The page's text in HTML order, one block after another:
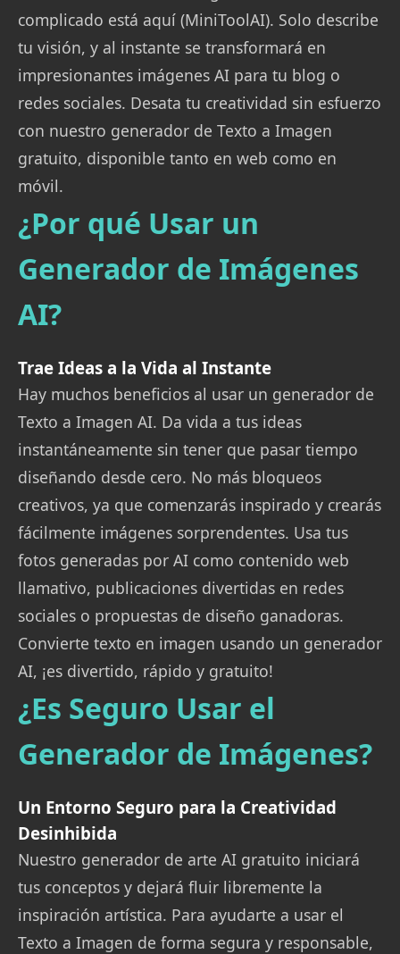
complicado está aquí (MiniToolAI). Solo describe
tu visión, y al instante se transformará en
impresionantes imágenes AI para tu blog o
redes sociales. Desata tu creatividad sin esfuerzo
con nuestro generador de Texto a Imagen
gratuito, disponible tanto en web como en
móvil.
¿Por qué Usar un
Generador de Imágenes
AI?
Trae Ideas a la Vida al Instante
Hay muchos beneficios al usar un generador de
Texto a Imagen AI. Da vida a tus ideas
instantáneamente sin tener que pasar tiempo
diseñando desde cero. No más bloqueos
creativos, ya que comenzarás inspirado y crearás
fácilmente imágenes sorprendentes. Usa tus
fotos generadas por AI como contenido web
llamativo, publicaciones divertidas en redes
sociales o propuestas de diseño ganadoras.
Convierte texto en imagen usando un generador
AI, ¡es divertido, rápido y gratuito!
¿Es Seguro Usar el
Generador de Imágenes?
Un Entorno Seguro para la Creatividad
Desinhibida
Nuestro generador de arte AI gratuito iniciará
tus conceptos y dejará fluir libremente la
inspiración artística. Para ayudarte a usar el
Texto a Imagen de forma segura y responsable,